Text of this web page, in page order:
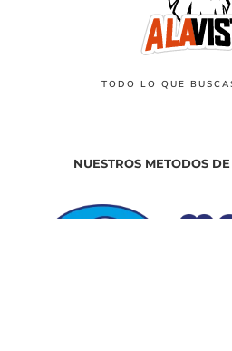
TODO LO QUE
NUESTROS METODOS